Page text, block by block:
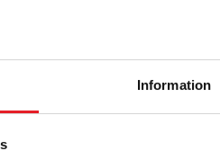
Information
kauhat ja